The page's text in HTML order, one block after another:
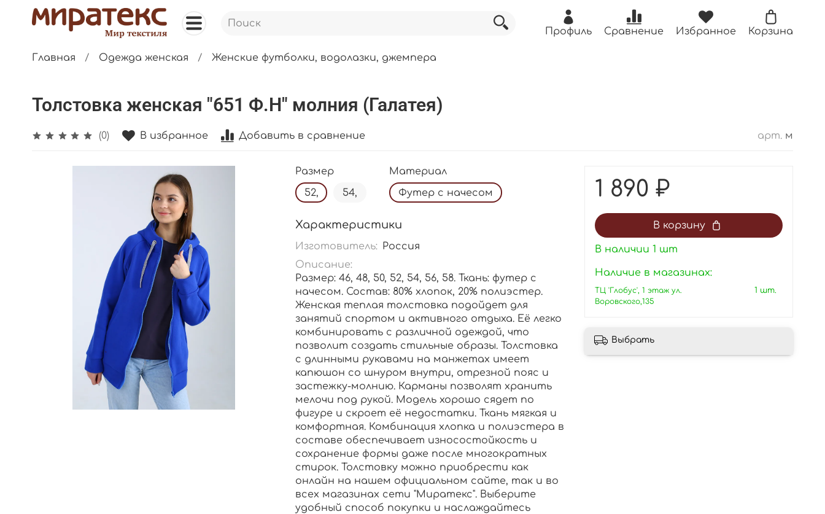
Профиль Сравнение Избранное Корзина
Главная Одежда женская Женские футболки, водолазки, джемпера
Толстовка женская "651 Ф.Н" молния (Галатея)
(0) В избранное Добавить в сравнение арт. м
Размер
52,
54,
Материал
Футер с начесом
Характеристики
Изготовитель: Россия
Описание:
Размер: 46, 48, 50, 52, 54, 56, 58. Ткань: футер с
начесом. Состав: 80% хлопок, 20% полиэстер.
Женская теплая толстовка подойдет для
занятий спортом и активного отдыха. Её легко
комбинировать с различной одеждой, что
позволит создать стильные образы. Толстовка
с длинными рукавами на манжетах имеет
капюшон со шнуром внутри, отрезной пояс и
застежку-молнию. Карманы позволят хранить
мелочи под рукой. Модель хорошо сядет по
фигуре и скроет её недостатки. Ткань мягкая и
комфортная. Комбинация хлопка и полиэстера в
составе обеспечивает износостойкость и
сохранение формы даже после многократных
стирок. Толстовку можно приобрести как
онлайн на нашем официальном сайте, так и во
всех магазинах сети "Миратекс". Выберите
удобный способ покупки и наслаждайтесь
1 890 ₽
В корзину
В наличии 1 шт
Наличие в магазинах:
ТЦ 'Глобус', 1 этаж ул.
Воровского,135
1 шт.
Выбрать